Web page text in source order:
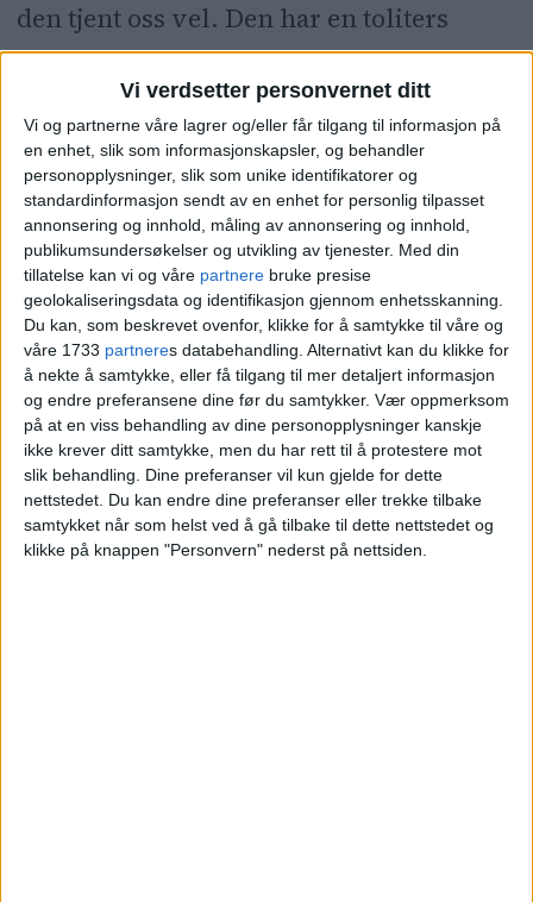
Vi verdsetter personvernet ditt
Vi og partnerne våre lagrer og/eller får tilgang til informasjon på
en enhet, slik som informasjonskapsler, og behandler
personopplysninger, slik som unike identifikatorer og
standardinformasjon sendt av en enhet for personlig tilpasset
annonsering og innhold, måling av annonsering og innhold,
publikumsundersøkelser og utvikling av tjenester. Med din
tillatelse kan vi og våre partnere bruke presise
geolokaliseringsdata og identifikasjon gjennom enhetsskanning.
Du kan, som beskrevet ovenfor, klikke for å samtykke til våre og
våre 1733 partneres databehandling. Alternativt kan du klikke for
å nekte å samtykke, eller få tilgang til mer detaljert informasjon
og endre preferansene dine før du samtykker. Vær oppmerksom
på at en viss behandling av dine personopplysninger kanskje
ikke krever ditt samtykke, men du har rett til å protestere mot
slik behandling. Dine preferanser vil kun gjelde for dette
nettstedet. Du kan endre dine preferanser eller trekke tilbake
samtykket når som helst ved å gå tilbake til dette nettstedet og
klikke på knappen "Personvern" nederst på nettsiden.
den tjent oss vel. Den har en toliters
turbodiesel motor med et greit forbruk.
Ikke særlig
miljøvennlig
En ny Tesla er produsert i California og
så transportert halve verden rundt. Og
produksjonen er ikke så veldig
miljøvennlig, ifølge opplysningene man
får.
Så har vi utfordringene med produksjon
av litium til batteriene.